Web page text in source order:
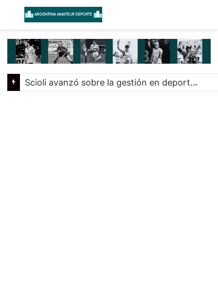
Menú
Scioli avanzó sobre la gestión en deportes con las federaciones nacionales